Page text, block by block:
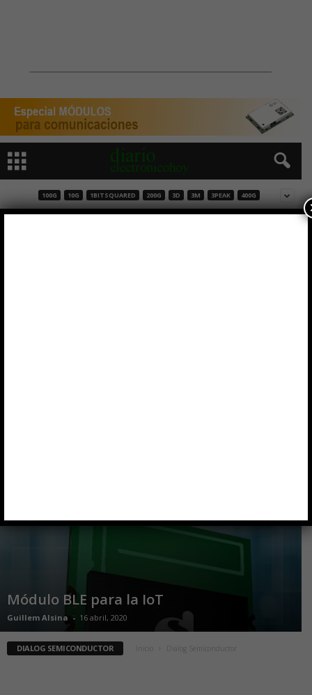
100G 10G 1BITSQUARED 200G 3D 3M 3PEAK 400G
Módulo BLE para la IoT
Guillem Alsina - 16 abril, 2020
DIALOG SEMICONDUCTOR Dialog Semiconductor